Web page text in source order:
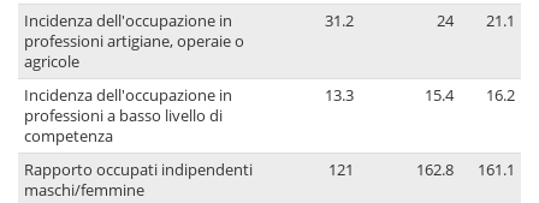
Incidenza dell'occupazione in
professioni artigiane, operaie o
agricole
31.2 24 21.1
Incidenza dell'occupazione in
professioni a basso livello di
competenza
13.3 15.4 16.2
Rapporto occupati indipendenti
maschi/femmine
121 162.8 161.1